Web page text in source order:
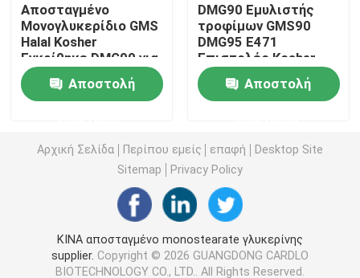
Γαλακτωματοποιητής ποιότητας τροφίμων
Φυσικοί γαλακτωματοποιητές τροφίμων
Μονο και diglycerides
Monostearate γλυκερίνης
Γαλακτωματοποιητής βελτιωτών κέικ
Αποσταγμένο
Μονογλυκερίδιο GMS
Halal Kosher
Εγκρίθηκε DMG90 για
αρτοποιία
Αποστολή
DMG90 Εμυλιστής
τροφίμων GMS90
DMG95 E471
Επιστολές Kosher
Halal
Αποστολή
Αρχική Σελίδα Περίπου εμείς επαφή
Desktop Site
Sitemap
Privacy Policy
ΚΙΝΑ αποσταγμένο monostearate γλυκερίνης
supplier. Copyright © 2026 GUANGDONG CARDLO
BIOTECHNOLOGY CO., LTD.. All Rights Reserved.